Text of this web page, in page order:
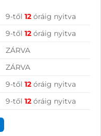
9-től12 óráig nyitva
9-től12 óráig nyitva
ZÁRVA
ZÁRVA
9-től12 óráig nyitva
9-től12 óráig nyitva